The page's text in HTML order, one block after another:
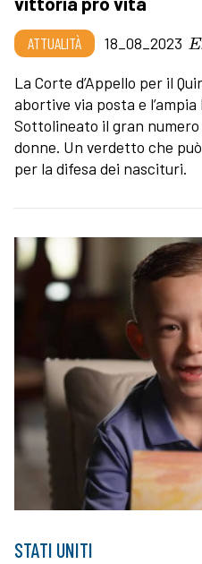
ATTUALITÀ 18_08_2023
La Corte d’Appello per il
abortive via posta e
Sottolineato il gran
donne. Un verdetto che
per la difesa dei nascituri.
STATI UNITI